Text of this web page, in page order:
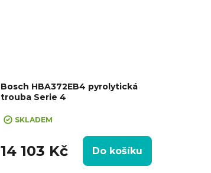
Bosch HBA372EB4 pyrolytická
trouba Serie 4
SKLADEM
14 103 Kč Do košíku